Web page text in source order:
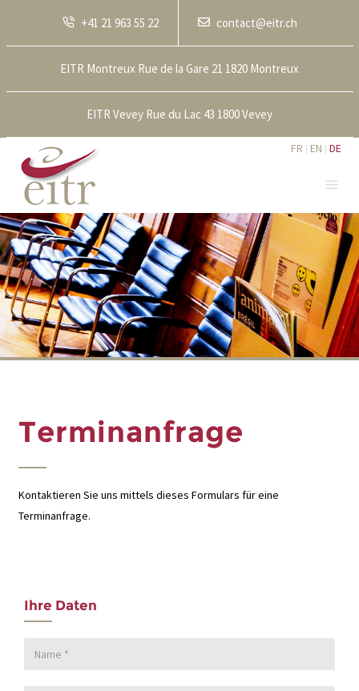
+41 21 963 55 22 contact@eitr.ch
EITR Montreux Rue de la Gare 21 1820 Montreux
EITR Vevey Rue du Lac 43 1800 Vevey
FR EN DE
Terminanfrage
Kontaktieren Sie uns mittels dieses Formulars für eine
Terminanfrage.
Ihre Daten